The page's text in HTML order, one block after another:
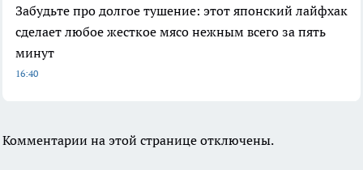
Забудьте про долгое тушение: этот японский лайфхак
сделает любое жесткое мясо нежным всего за пять
минут
16:40
Комментарии на этой странице отключены.